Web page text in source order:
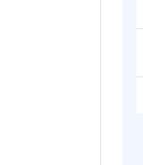
営業・アカウントエグ
開発言語・フレームワ